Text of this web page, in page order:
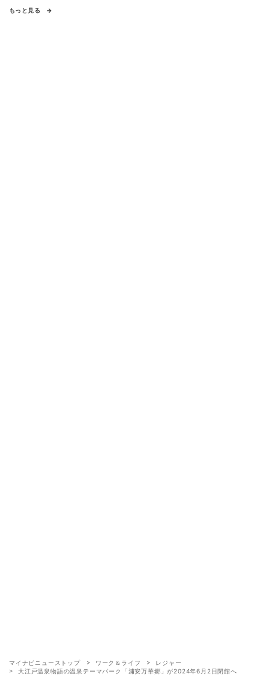
もっと見る
マイナビニューストップ ワーク＆ライフ
レジャー
大江戸温泉物語の温泉テーマパーク「浦安万華郷」が2024年6月2日閉館へ